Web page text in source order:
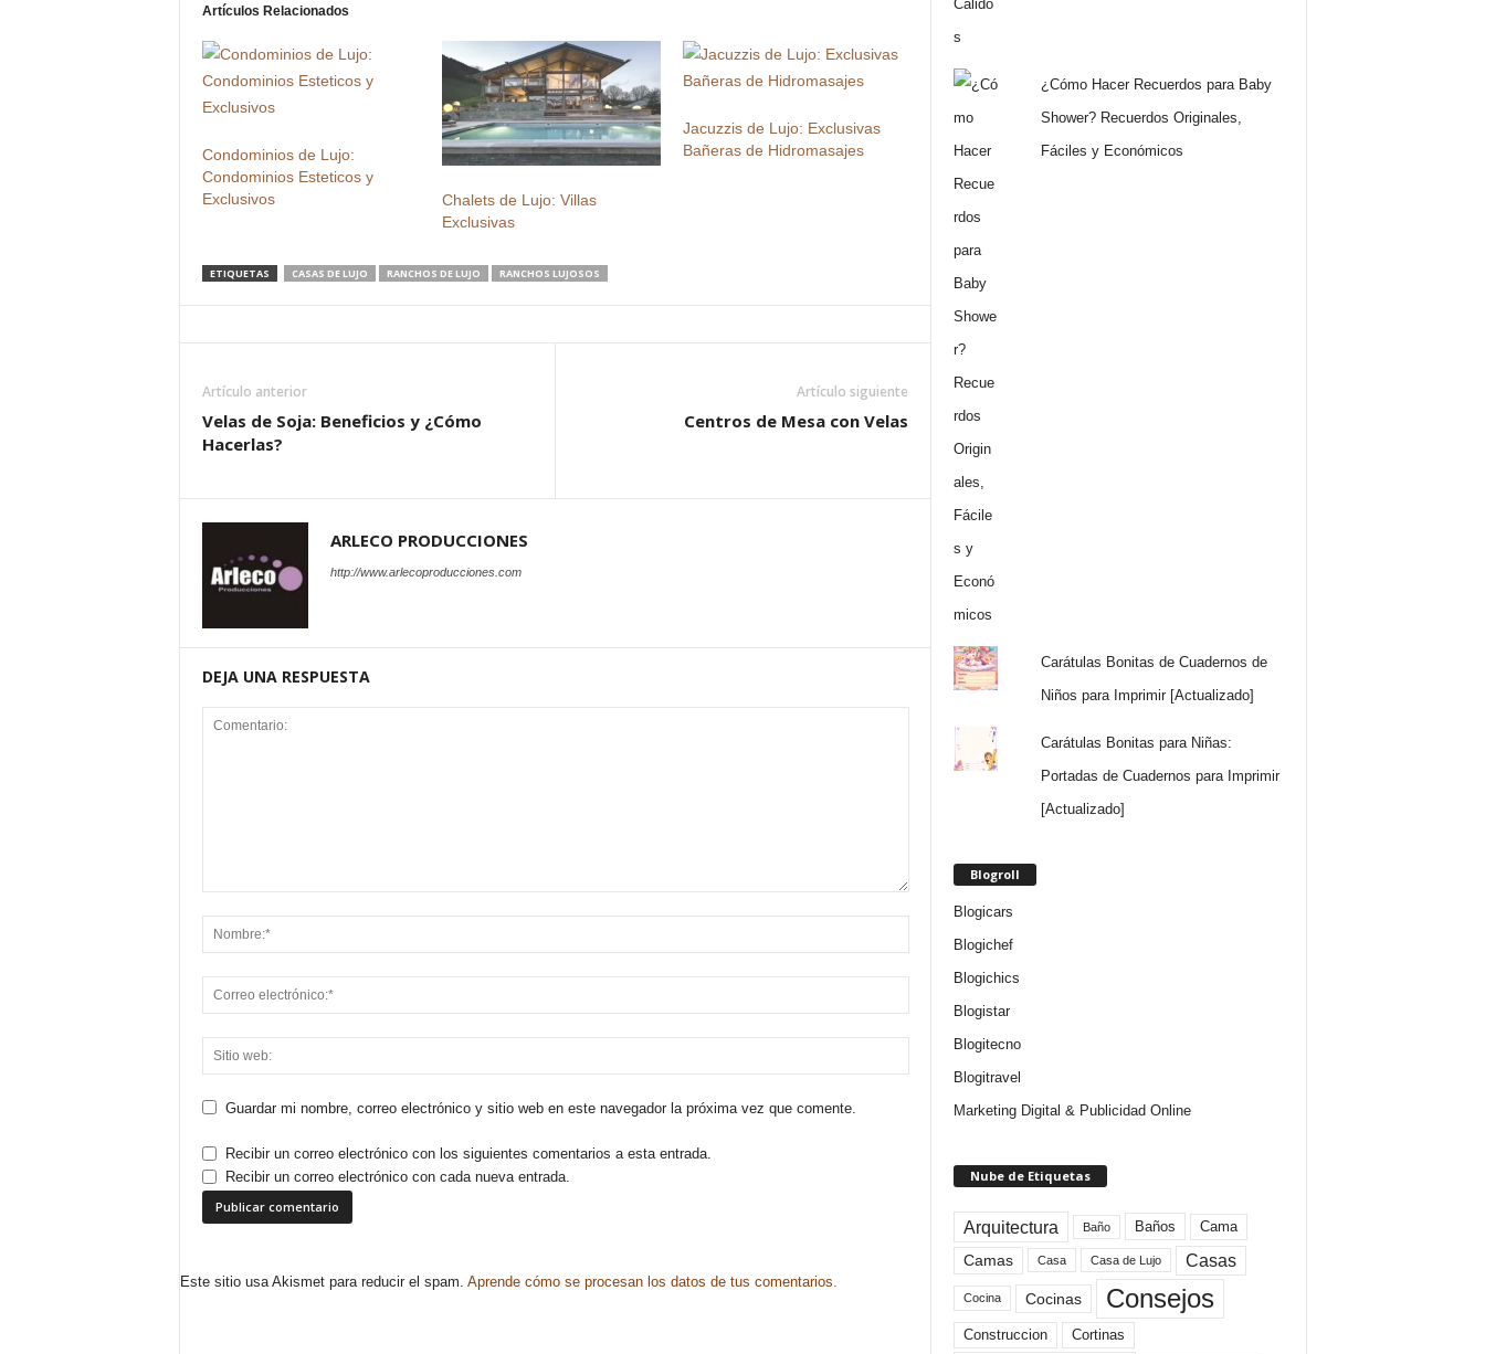
Artículos Relacionados
Condominios de Lujo:
Condominios Esteticos y
Exclusivos
Chalets de Lujo: Villas
Exclusivas
Jacuzzis de Lujo: Exclusivas
Bañeras de Hidromasajes
ETIQUETAS CASAS DE LUJO RANCHOS DE LUJO RANCHOS LUJOSOS
Artículo anterior
Velas de Soja: Beneficios y ¿Cómo
Hacerlas?
Artículo siguiente
Centros de Mesa con Velas
ARLECO PRODUCCIONES
http://www.arlecoproducciones.com
DEJA UNA RESPUESTA
Guardar mi nombre, correo electrónico y sitio web en este navegador la próxima vez que comente.
Recibir un correo electrónico con los siguientes comentarios a esta entrada.
Recibir un correo electrónico con cada nueva entrada.
Este sitio usa Akismet para reducir el spam. Aprende cómo se procesan los datos de tus comentarios.
¿Cómo Hacer Recuerdos para Baby
Shower? Recuerdos Originales,
Fáciles y Económicos
Carátulas Bonitas de Cuadernos de
Niños para Imprimir [Actualizado]
Carátulas Bonitas para Niñas:
Portadas de Cuadernos para Imprimir
[Actualizado]
Blogroll
Blogicars
Blogichef
Blogichics
Blogistar
Blogitecno
Blogitravel
Marketing Digital & Publicidad Online
Nube de Etiquetas
Arquitectura Baño Baños Cama
Camas Casa Casa de Lujo Casas
Cocina Cocinas Consejos
Construccion Cortinas